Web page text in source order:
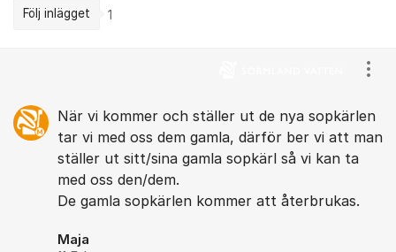
Följ inlägget 1
När vi kommer och ställer ut de nya sopkärlen
tar vi med oss dem gamla, därför ber vi att man
ställer ut sitt/sina gamla sopkärl så vi kan ta
med oss den/dem.
De gamla sopkärlen kommer att återbrukas.
Maja